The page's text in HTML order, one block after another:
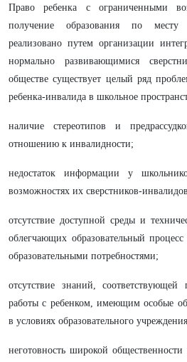
Право ребенка с ограниченными
получение образования по
реализовано путем организации
нормально развивающимися
обществе существует целый ряд
ребенка-инвалида в школьное
наличие стереотипов и
отношению к инвалидности;
недостаток информации у
возможностях их сверстников-
отсутствие доступной среды и
облегчающих образовательный
образовательными потребностями;
отсутствие знаний,
работы с ребенком, имеющим особые
в условиях образовательного
неготовность широкой общественности